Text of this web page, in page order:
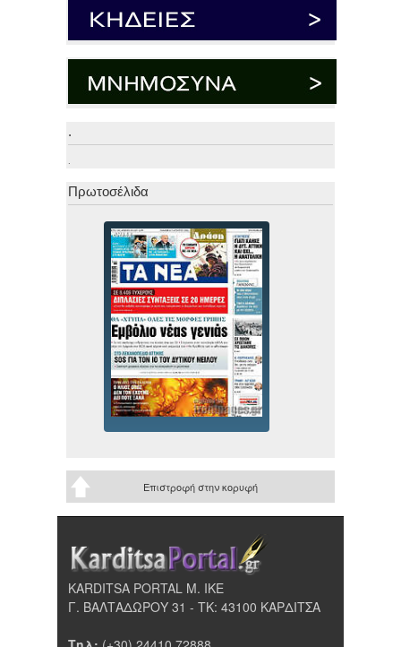
.
.
Πρωτοσέλιδα
Επιστροφή στην κορυφή
KARDITSA PORTAL Μ. ΙΚΕ
Γ. ΒΑΛΤΑΔΩΡΟΥ 31 - ΤΚ: 43100 ΚΑΡΔΙΤΣΑ